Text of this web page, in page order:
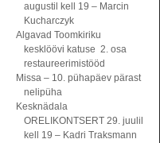
augustil kell 19 – Marcin
Kucharczyk
Algavad Toomkiriku
kesklöövi katuse 2. osa
restaureerimistööd
Missa – 10. pühapäev pärast
nelipüha
Kesknädala
ORELIKONTSERT 29. juulil
kell 19 – Kadri Traksmann